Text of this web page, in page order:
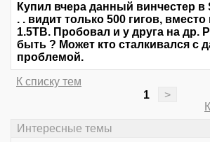
Купил вчера данный винчестер в
. . видит только 500 гигов,
1.5ТВ. Пробовал и у друга на др.
быть ? Может кто сталкивался с
проблемой.
К списку тем
1
>
Интересные темы